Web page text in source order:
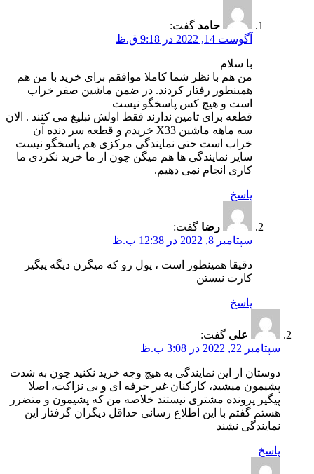
حامد گفت:
آگوست 14, 2022 در 9:18 ق.ظ
با سلام
من هم با نظر شما کاملا موافقم برای خرید با من هم
همینطور رفتار کردند. در ضمن ماشین صفر خراب
است و هیچ کس پاسخگو نیست
قطعه برای تامین ندارند فقط اولش تبلیغ می کنند . الان
سه ماهه ماشین X33 خریدم و قطعه سر دنده آن
خراب است حتی نمایندگی مرکزی هم پاسخگو نیست
سایر نمایندگی ها هم میگن چون از ما خرید نکردی ما
کاری انجام نمی دهیم.
پاسخ
رضا گفت:
سپتامبر 8, 2022 در 12:38 ب.ظ
دقیقا همینطور است ، پول رو که میگرن دیگه پیگیر
کارت نیستن
پاسخ
علی گفت:
سپتامبر 22, 2022 در 3:08 ب.ظ
دوستان از این نمایندگی به هیچ وجه خرید نکنید چون به شدت
پشیمون میشید، کارکنان غیر حرفه ای و بی نزاکت، اصلا
پیگیر پرونده مشتری نیستند خلاصه من که پشیمون و متضرر
هستم گفتم با این اطلاع رسانی حداقل دیگران گرفتار این
نمایندگی نشند
پاسخ